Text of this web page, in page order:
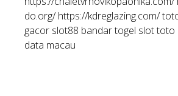
do.org/ https://kdreglazing.com/
gacor slot88 bandar togel slot toto
data macau